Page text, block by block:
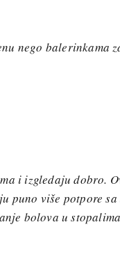
nego balerinkama
i izgledaju dobro.
puno više potpore
bolova u stopalima